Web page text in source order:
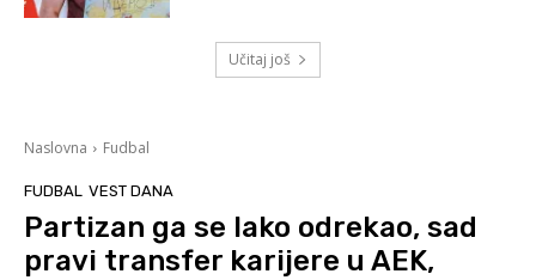
Učitaj još